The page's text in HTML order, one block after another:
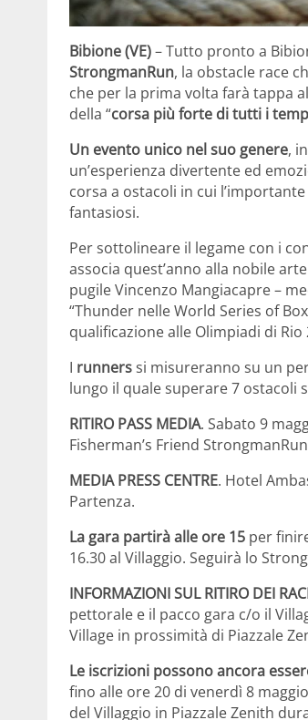
Bibione (VE)– Tutto pronto a
StrongmanRun, la obstacle race
che per la prima volta farà tappa
della “corsa più forte di tutti i
Un evento unico nel suo genere,
un’esperienza divertente ed
corsa a ostacoli in cui
fantasiosi.
Per sottolineare il legame con i
associa quest’anno alla nobile
pugile Vincenzo Mangiacapre –
“Thunder nelle World Series of
qualificazione alle Olimpiadi di Rio
I runnerssi misureranno su un
lungo il quale superare 7 ostacoli
RITIRO PASS MEDIA. Sabato 9
Fisherman’s Friend
MEDIA PRESS CENTRE. Hotel
Partenza.
La gara partirà alle ore 15 per
16.30 al Villaggio. Seguirà lo
INFORMAZIONI SUL RITIRO DEI
pettorale e il pacco gara c/o il
Village in prossimità di Piazzale
Le iscrizioni possono ancora
fino alle ore 20 di venerdì 8
del Villaggio in Piazzale Zenith